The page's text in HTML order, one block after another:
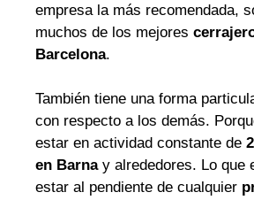
empresa la más recomendada,
muchos de los mejores
Barcelona.
También tiene una forma
con respecto a los demás.
estar en actividad constante de
en Barnay alrededores. Lo que
estar al pendiente de cualquier